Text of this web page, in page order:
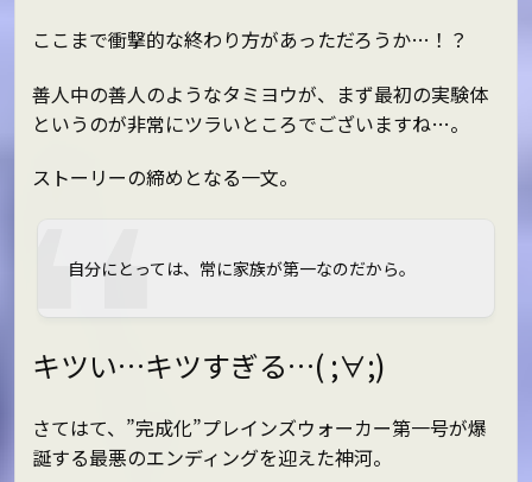
ここまで衝撃的な終わり方があっただろうか…！？
善人中の善人のようなタミヨウが、まず最初の実験体
というのが非常にツラいところでございますね…。
ストーリーの締めとなる一文。
自分にとっては、常に家族が第一なのだから。
キツい…キツすぎる…( ;∀;)
さてはて、”完成化”プレインズウォーカー第一号が爆
誕する最悪のエンディングを迎えた神河。